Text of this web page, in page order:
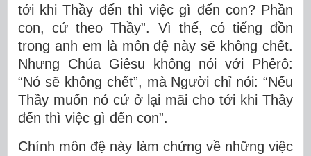
tới khi Thầy đến thì việc gì đến con? Phần
con, cứ theo Thầy”. Vì thế, có tiếng đồn
trong anh em là môn đệ này sẽ không chết.
Nhưng Chúa Giêsu không nói với Phêrô:
“Nó sẽ không chết”, mà Người chỉ nói: “Nếu
Thầy muốn nó cứ ở lại mãi cho tới khi Thầy
đến thì việc gì đến con”.
Chính môn đệ này làm chứng về những việc